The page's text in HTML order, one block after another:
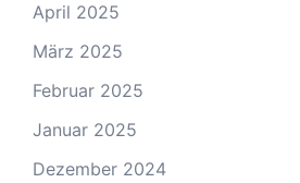
April 2025
März 2025
Februar 2025
Januar 2025
Dezember 2024